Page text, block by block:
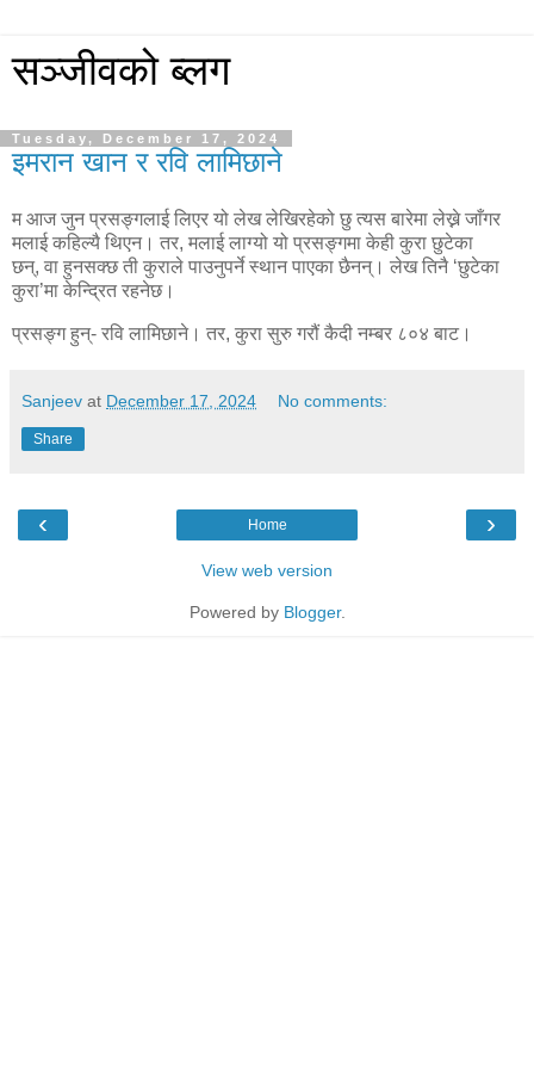
सञ्जीवको ब्लग
Tuesday, December 17, 2024
इमरान खान र रवि लामिछाने
म आज जुन प्रसङ्गलाई लिएर यो लेख लेखिरहेको छु त्यस बारेमा लेख्ने जाँगर
मलाई कहिल्यै थिएन। तर, मलाई लाग्यो यो प्रसङ्गमा केही कुरा छुटेका
छन्, वा हुनसक्छ ती कुराले पाउनुपर्ने स्थान पाएका छैनन्। लेख तिनै ‘छुटेका
कुरा’मा केन्द्रित रहनेछ।
प्रसङ्ग हुन्- रवि लामिछाने। तर, कुरा सुरु गरौं कैदी नम्बर ८०४ बाट।
Sanjeev at December 17, 2024 No comments:
Share
‹ ›
Home
View web version
Powered by Blogger.